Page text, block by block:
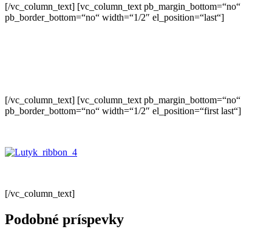
[/vc_column_text] [vc_column_text pb_margin_bottom=“no“
pb_border_bottom=“no“ width=“1/2″ el_position=“last“]
[/vc_column_text] [vc_column_text pb_margin_bottom=“no“
pb_border_bottom=“no“ width=“1/2″ el_position=“first last“]
[/vc_column_text]
Podobné príspevky